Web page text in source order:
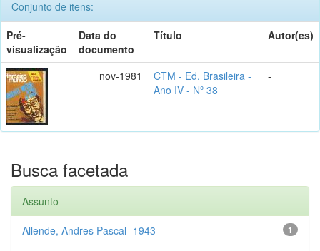
Conjunto de itens:
Pré-
visualização
Data do
documento
Título Autor(es)
nov-1981
CTM - Ed. Brasileira -
Ano IV - Nº 38
-
Busca facetada
Assunto
1
Allende, Andres Pascal- 1943